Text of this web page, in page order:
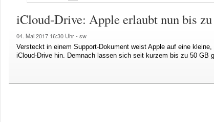
iCloud-Drive: Apple erlaubt nun bis
04. Mai 2017 16:30 Uhr - sw
Versteckt in einem Support-Dokument weist Apple auf eine
iCloud-Drive hin. Demnach lassen sich seit kurzem bis zu 50 GB